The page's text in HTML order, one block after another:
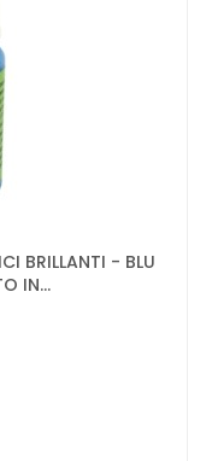
BRILLANTI - BLU
IN...